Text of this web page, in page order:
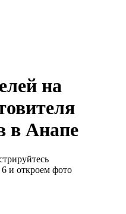
на
в Анапе
и откроем фото